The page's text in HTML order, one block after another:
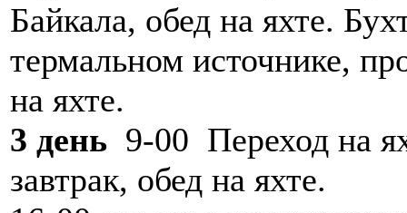
Байкала, обед на яхте.
термальном источнике,
на яхте.
3 день 9-00 Переход на
завтрак, обед на яхте.